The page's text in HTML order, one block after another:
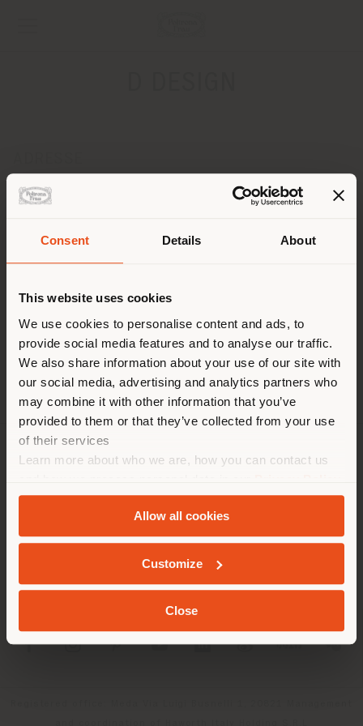
Consent Details About
This website uses cookies
We use cookies to personalise content and ads, to
provide social media features and to analyse our traffic.
We also share information about your use of our site with
our social media, advertising and analytics partners who
may combine it with other information that you’ve
provided to them or that they’ve collected from your use
of their services
Learn more about who we are, how you can contact us
andCookie Policy.
Allow all cookies
Customize
Close
24, PLACE ST. CLAIRE
ANNECY 74000
KONTAKTE
Telefon 04 50 51 24 24
EINEN TERMIN ANFRAGEN
Sie browsen in einem anderen
Land als Ihrem Standort. Wir
empfehlen Ihnen, sich richtig
zu orientieren, um Einkäufe
tätigen zu können. (us)
GEOLOKALISIERT
UNTERNEHMEN
PRODUKTLINIEN
INFO & DIENSTLEISTUNGEN